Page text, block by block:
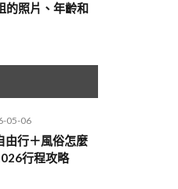
的照片、年齡和
05-06
由行＋風俗怎麼
行程攻略